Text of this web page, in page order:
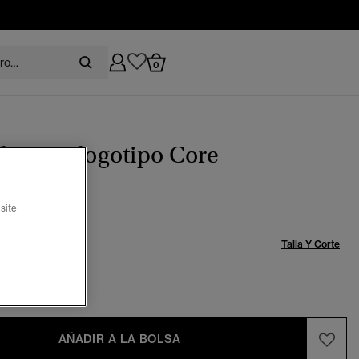
0
con logotipo Core
Talla Y Corte
AÑADIR A LA BOLSA